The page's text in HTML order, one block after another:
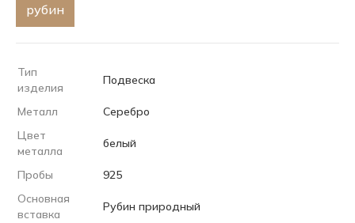
рубин
Тип
изделия
Подвеска
Металл
Серебро
Цвет
металла
белый
Пробы
925
Основная
вставка
Рубин природный